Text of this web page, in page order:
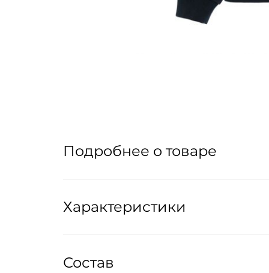
Подробнее о товаре
Характеристики
Рекомендована сухая чистка.
Состав